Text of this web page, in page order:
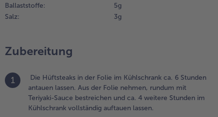
dunkler
Ballaststoffe:
5 g
Salz:
3 g
Zubereitung
1
Die Hüftsteaks in der Folie im Kühlschrank ca. 6 Stunden
antauen lassen. Aus der Folie nehmen, rundum mit
Teriyaki-Sauce bestreichen und ca. 4 weitere Stunden im
Kühlschrank vollständig auftauen lassen.